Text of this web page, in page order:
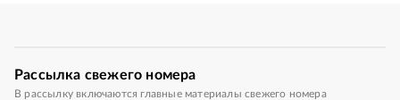
Рассылка свежего номера
В рассылку включаются главные материалы свежего номера